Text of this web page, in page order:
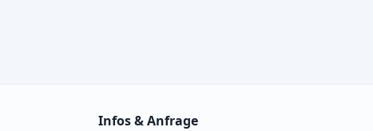
Infos & Anfrage